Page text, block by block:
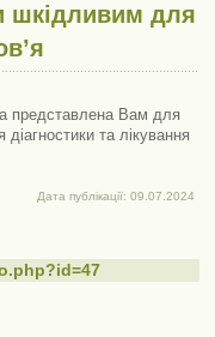
шкідливим для
представлена ​​Вам для
та лікування
Дата публікації: 09.07.2024